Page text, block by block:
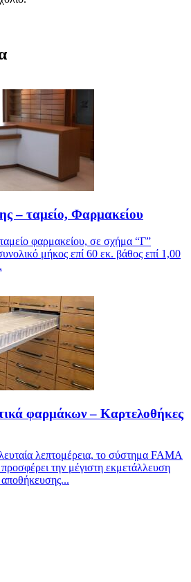
– ταμείο, Φαρμακείου
φαρμακείου, σε σχήμα “Γ”
μήκος επί 60 εκ. βάθος επί 1,00
φαρμάκων – Καρτελοθήκες
λεπτομέρεια, το σύστημα FAMA
την μέγιστη εκμετάλλευση